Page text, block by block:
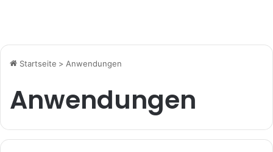
Startseite > Anwendungen
Anwendungen